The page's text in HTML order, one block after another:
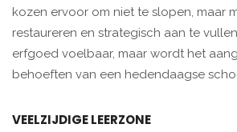
kozen ervoor om niet te slopen, maar
restaureren en strategisch aan te
erfgoed voelbaar, maar wordt het
behoeften van een hedendaagse
VEELZIJDIGE LEERZONE